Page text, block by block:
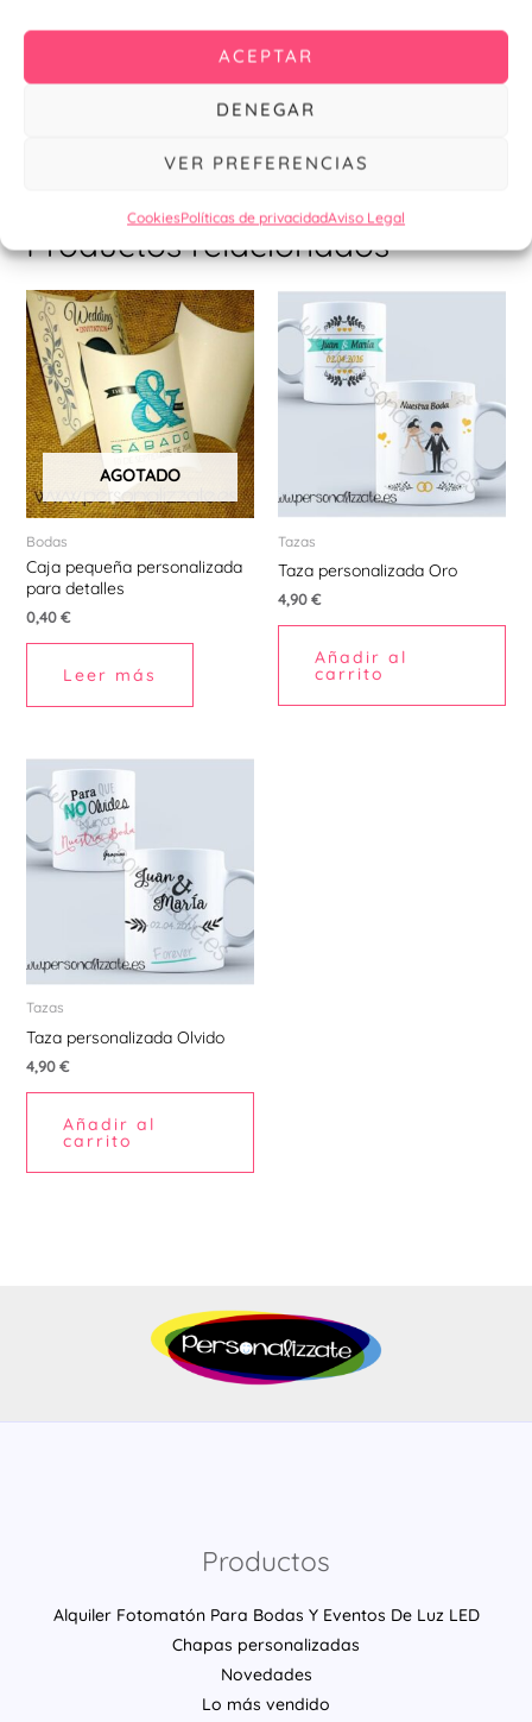
ACEPTAR
DENEGAR
VER PREFERENCIAS
CookiesPolíticas de privacidadAviso Legal
Encuentra otros productos como detalle deportivo o
Productos relacionados
AGOTADO
Bodas
Caja pequeña personalizada
para detalles
0,40€
Leer más
Tazas
Taza personalizada Oro
4,90€
Añadir al
carrito
Tazas
Taza personalizada Olvido
4,90€
Añadir al
carrito
Productos
Alquiler Fotomatón Para Bodas Y Eventos De Luz LED
Chapas personalizadas
Novedades
Lo más vendido